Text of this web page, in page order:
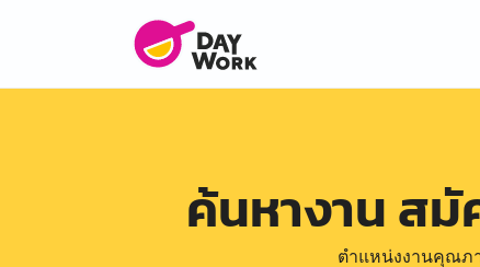
ค้นหางาน สมั
ตำแหน่งงานคุณภ